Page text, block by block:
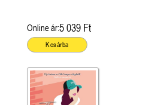
and Glory - Kegyelem és
(Az Előhírnök-trilógia
éldekorált kiadás!
Online ár:5 039 Ft
Kosárba